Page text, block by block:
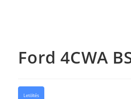
Ford 4CWA
Letöltés